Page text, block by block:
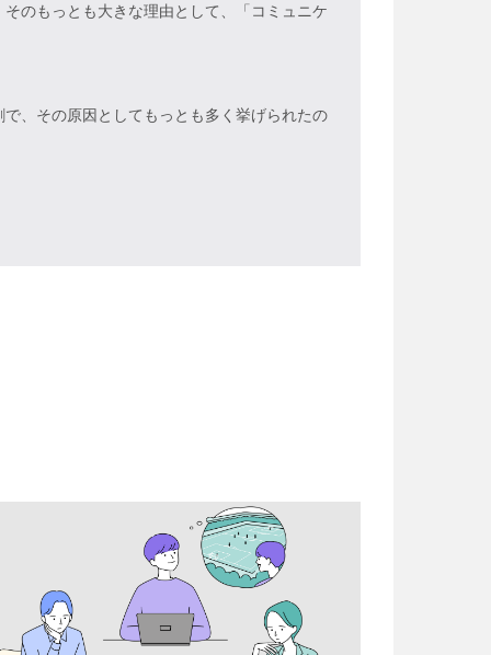
のもっとも大きな理由として、「コミュニケ
、その原因としてもっとも多く挙げられたの